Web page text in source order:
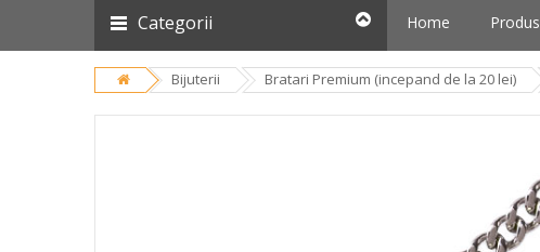
Categorii Home
Bijuterii Bratari Premium (incepand de la 20 lei)